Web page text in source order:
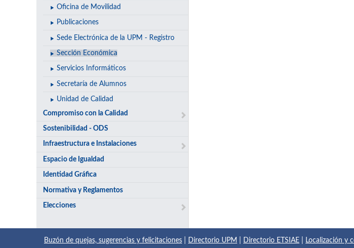
Oficina de Movilidad
Publicaciones
Sede Electrónica de la UPM - Registro
Sección Económica
Servicios Informáticos
Secretaría de Alumnos
Unidad de Calidad
Compromiso con la Calidad
Sostenibilidad - ODS
Infraestructura e Instalaciones
Espacio de Igualdad
Identidad Gráfica
Normativa y Reglamentos
Elecciones
Buzón de quejas, sugerencias y felicitaciones Directorio UPM Directorio ETSIAE Localización y